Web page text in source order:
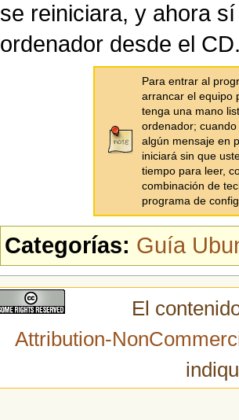
se reiniciara, y ahora
ordenador desde el
Para entrar al
arrancar el equipo
tenga una mano
ordenador;
algún mensaje en
iniciará sin que
tiempo para leer,
combinación de
programa de
Categorías: Guía
El
Attribution-